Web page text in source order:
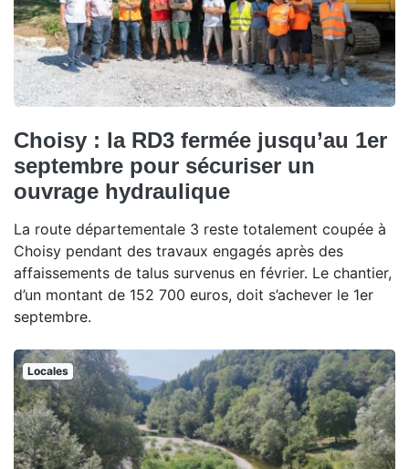
Choisy : la RD3 fermée jusqu’au 1er
septembre pour sécuriser un
ouvrage hydraulique
La route départementale 3 reste totalement coupée à
Choisy pendant des travaux engagés après des
affaissements de talus survenus en février. Le chantier,
d’un montant de 152 700 euros, doit s’achever le 1er
septembre.
Locales